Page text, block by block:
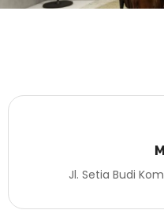
Jl. Setia Budi